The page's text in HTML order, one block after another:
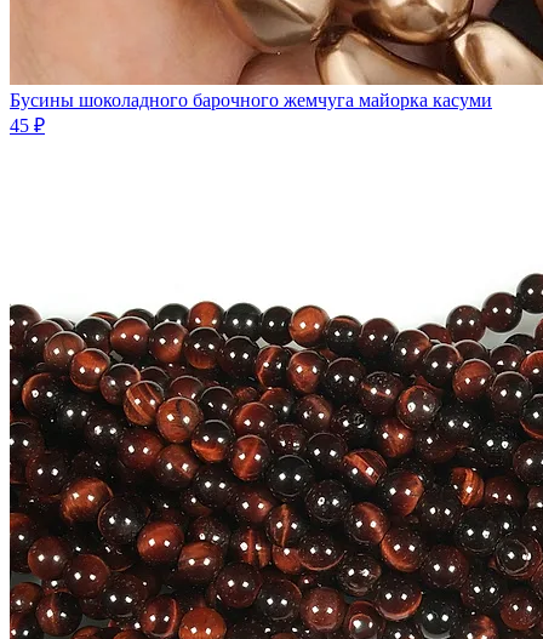
Бусины шоколадного барочного жемчуга майорка касуми
45 ₽